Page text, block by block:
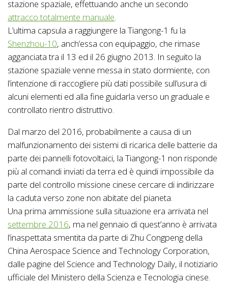
stazione spaziale, effettuando anche un secondo
attracco totalmente manuale.
L’ultima capsula a raggiungere la Tiangong-1 fu la
Shenzhou-10, anch’essa con equipaggio, che rimase
agganciata tra il 13 ed il 26 giugno 2013. In seguito la
stazione spaziale venne messa in stato dormiente, con
l’intenzione di raccogliere più dati possibile sull’usura di
alcuni elementi ed alla fine guidarla verso un graduale e
controllato rientro distruttivo.
Dal marzo del 2016, probabilmente a causa di un
malfunzionamento dei sistemi di ricarica delle batterie da
parte dei pannelli fotovoltaici, la Tiangong-1 non risponde
più al comandi inviati da terra ed è quindi impossibile da
parte del controllo missione cinese cercare di indirizzare
la caduta verso zone non abitate del pianeta.
Una prima ammissione sulla situazione era arrivata nel
settembre 2016, ma nel gennaio di quest’anno è arrivata
l’inaspettata smentita da parte di Zhu Congpeng della
China Aerospace Science and Technology Corporation,
dalle pagine del Science and Technology Daily, il notiziario
ufficiale del Ministero della Scienza e Tecnologia cinese.